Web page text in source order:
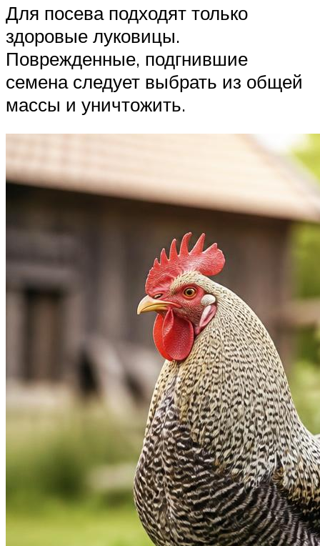
Для посева подходят только
здоровые луковицы.
Поврежденные, подгнившие
семена следует выбрать из общей
массы и уничтожить.